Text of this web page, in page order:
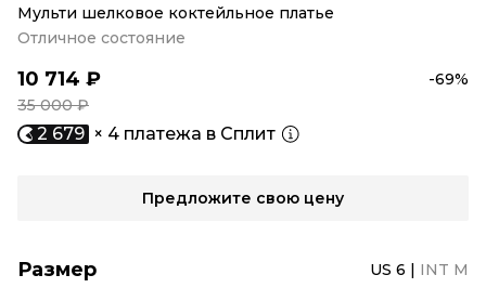
Мульти шелковое коктейльное платье
Отличное состояние
10 714 ₽
-69%
35 000 ₽
2 679 × 4 платежа в Сплит
Предложите свою цену
Размер US 6 | INT M